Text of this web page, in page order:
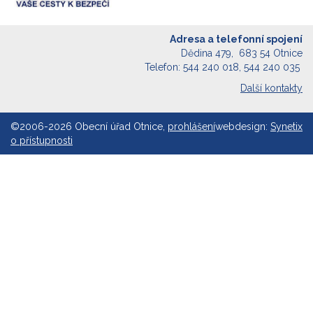
Adresa a telefonní spojení
Dědina 479, 683 54 Otnice
Telefon: 544 240 018, 544 240 035
Další kontakty
webdesign: Synetix
©2006-2026 Obecní úřad Otnice, prohlášení
o přístupnosti